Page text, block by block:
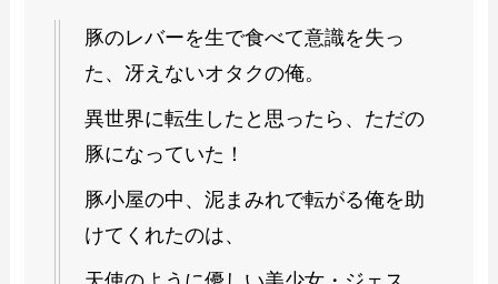
豚のレバーを生で食べて意識を失っ
た、冴えないオタクの俺。
異世界に転生したと思ったら、ただの
豚になっていた！
豚小屋の中、泥まみれで転がる俺を助
けてくれたのは、